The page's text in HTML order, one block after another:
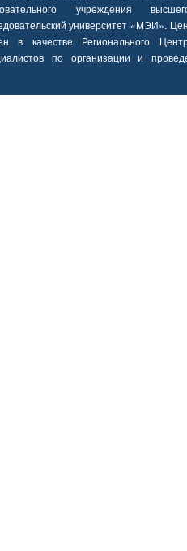
учреждения
университет «МЭИ».
в качестве Регионального
по организации и